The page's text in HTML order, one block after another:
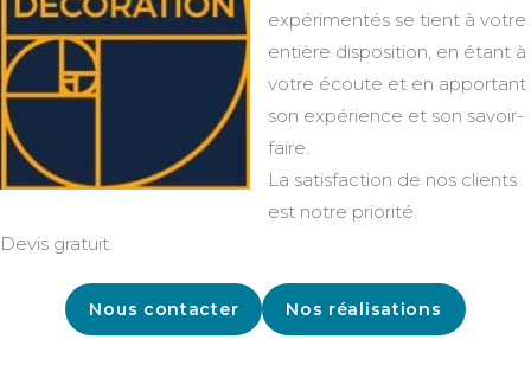
expérimentés se tient à votre
entière disposition, en étant à
votre écoute et en apportant
son expérience et son savoir-
faire.
La satisfaction de nos clients
est notre priorité.
Devis gratuit.
Nous contacter Nos réalisations